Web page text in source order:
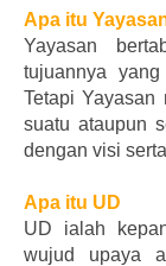
Apa itu
Yayasan
tujuannya
Tetapi Yayasan
suatu ataupun
dengan visi
Apa itu UD
UD ialah
wujud upaya